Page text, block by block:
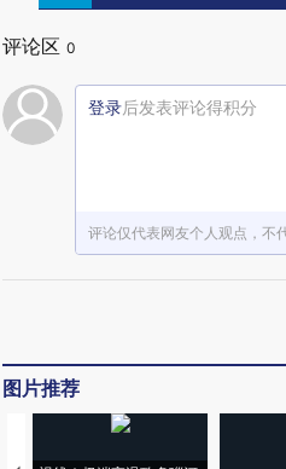
评论区 0
登录后发表评论得积分
评论仅代表网友个人观点，不
图片推荐